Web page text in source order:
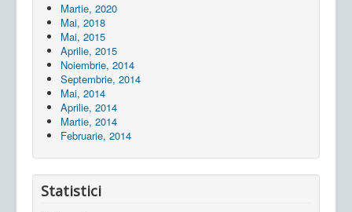
Martie, 2020
Mai, 2018
Mai, 2015
Aprilie, 2015
Noiembrie, 2014
Septembrie, 2014
Mai, 2014
Aprilie, 2014
Martie, 2014
Februarie, 2014
Statistici